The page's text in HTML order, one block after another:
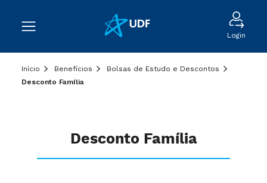
Login
Início Benefícios
Bolsas de Estudo e Descontos
Desconto Família
Desconto Família